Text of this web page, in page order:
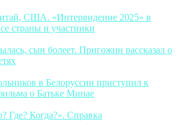
США. «Интервидение 2025» в
страны и участники
сын болеет. Пригожин рассказал о
в Белоруссии приступил к
о Батьке Минае
Где? Когда?». Справка